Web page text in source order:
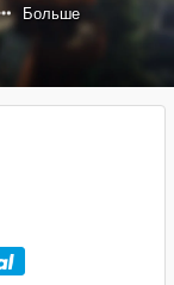
Больше